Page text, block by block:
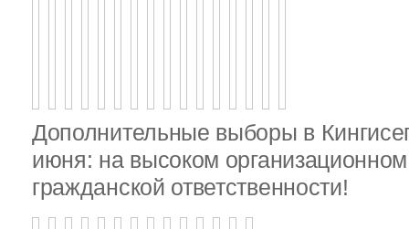
Дополнительные выборы в
июня: на высоком
гражданской ответственности!